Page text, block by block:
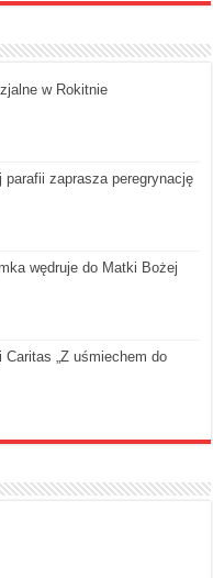
w Rokitnie
parafii zaprasza peregrynację
wędruje do Matki Bożej
„Z uśmiechem do